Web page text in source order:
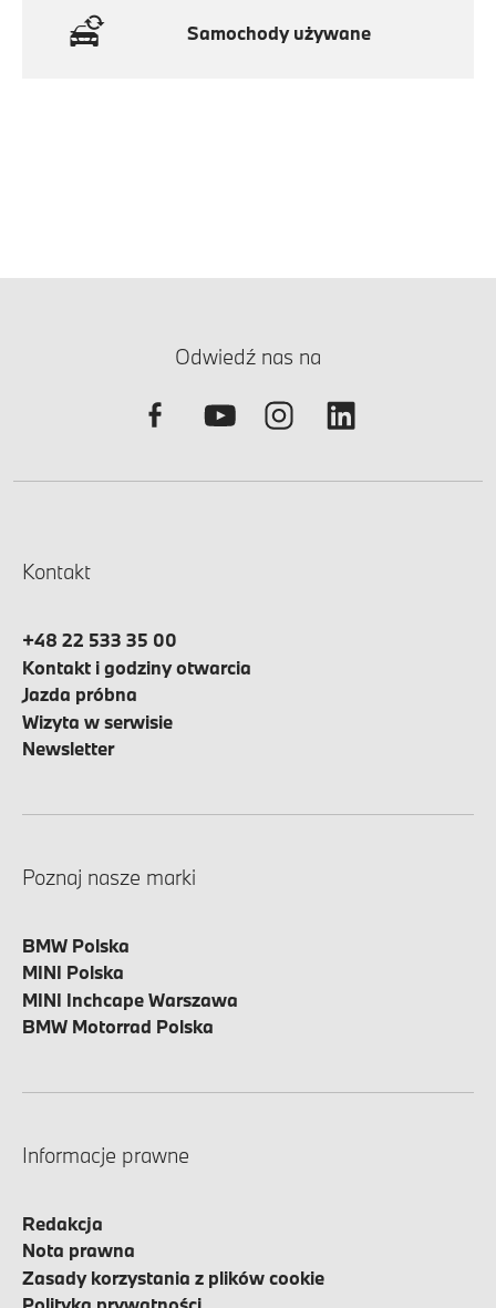
Samochody używane
Odwiedź nas na
Kontakt
+48 22 533 35 00
Kontakt i godziny otwarcia
Jazda próbna
Wizyta w serwisie
Newsletter
Poznaj nasze marki
BMW Polska
MINI Polska
MINI Inchcape Warszawa
BMW Motorrad Polska
Informacje prawne
Redakcja
Nota prawna
Zasady korzystania z plików cookie